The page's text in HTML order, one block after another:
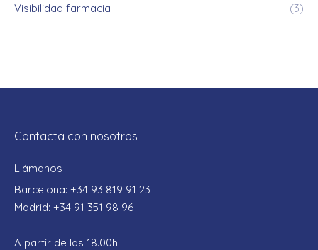
Visibilidad farmacia
(3)
Contacta con nosotros
Llámanos
Barcelona: +34 93 819 91 23
Madrid: +34 91 351 98 96
A partir de las 18.00h: